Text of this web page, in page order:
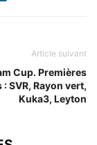
Article suivant
Cup. Premières
SVR, Rayon vert,
Kuka3, Leyton